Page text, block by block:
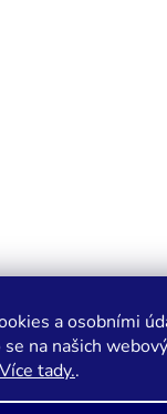
a osobními
na našich
Více tady..